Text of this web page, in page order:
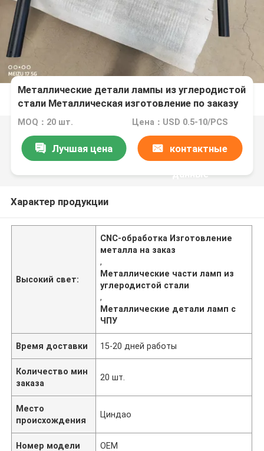
Металлические детали лампы из углеродистой
стали Металлическая изготовление по заказу
с использованием станковой обработки
MOQ：20 шт. Цена：USD 0.5-10/PCS
Лучшая цена контактные
данные
Характер продукции
Высокий свет:
CNC-обработка Изготовление
металла на заказ
,
Металлические части ламп из
углеродистой стали
,
Металлические детали ламп с
ЧПУ
Время доставки 15-20 дней работы
Количество мин
заказа
20 шт.
Место
происхождения
Циндао
Номер модели OEM